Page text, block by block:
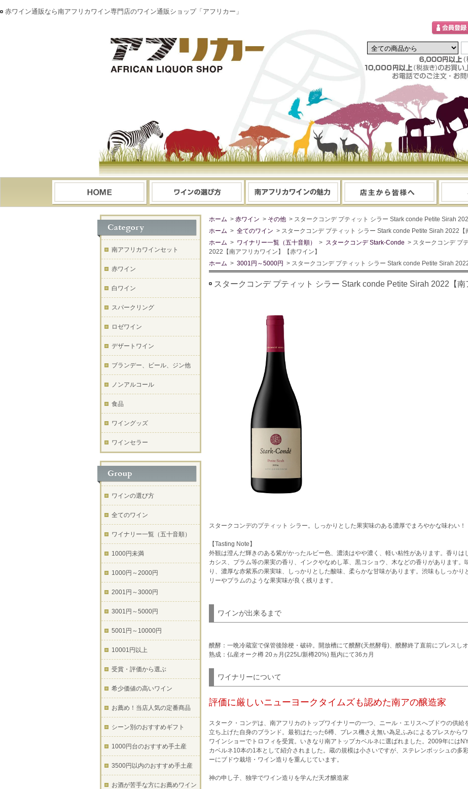
赤ワイン通販なら南アフリカワイン専門店のワイン通販ショップ「アフリカー」
ホーム > 赤ワイン > その他 > スタークコンデ プティット シラー Stark conde Petite Sirah
ホーム > 全てのワイン > スタークコンデ プティット シラー Stark conde Petite Sirah 2022【
ホーム > ワイナリー一覧（五十音順） > スタークコンデ Stark-Conde > スタークコンデ プ
2022【南アフリカワイン】【赤ワイン】
ホーム > 3001円～5000円 > スタークコンデ プティット シラー Stark conde Petite Sirah
スタークコンデ プティット シラー Stark conde Petite Sirah 2022【南
スタークコンデのプティット シラー。しっかりとした果実味のある濃厚でまろやかな味わい！
【Tasting Note】
外観は澄んだ輝きのある紫がかったルビー色、濃淡はやや濃く、軽い粘性があります。香りは
カシス、プラム等の果実の香り、インクやなめし革、黒コショウ、木などの香りがあります。
り、濃厚な赤紫系の果実味、しっかりとした酸味、柔らかな甘味があります。渋味もしっか
リーやプラムのような果実味が良く残ります。
ワインが出来るまで
醗酵：一晩冷蔵室で保管後除梗・破砕。開放槽にて醗酵(天然酵母)、醗酵終了直前にプレスし
熟成：仏産オーク樽 20ヵ月(225L/新樽20%) 瓶内にて36カ月
ワイナリーについて
評価に厳しいニューヨークタイムズも認めた南アの醸造家
スターク・コンデは、南アフリカのトップワイナリーの一つ、ニール・エリスへブドウの供
立ち上げた自身のブランド。最初はたった6樽、プレス機さえ無い為足ふみによるプレスから
ワインショーでトロフィを受賞。いきなり南アトップカベルネに選ばれました。2009年には
カベルネ10本の1本として紹介されました。蔵の規模は小さいですが、ステレンボッシュの多
ーにブドウ栽培・ワイン造りを重んじています。
神の申し子、独学でワイン造りを学んだ天才醸造家
南アフリカワインセット
赤ワイン
白ワイン
スパークリング
ロゼワイン
デザートワイン
ブランデー、ビール、ジン他
ノンアルコール
食品
ワイングッズ
ワインセラー
ワインの選び方
全てのワイン
ワイナリー一覧（五十音順）
1000円未満
1000円～2000円
2001円～3000円
3001円～5000円
5001円～10000円
10001円以上
受賞・評価から選ぶ
希少価値の高いワイン
お薦め！当店人気の定番商品
シーン別のおすすめギフト
1000円台のおすすめ手土産
3500円以内のおすすめ手土産
お酒が苦手な方にお薦めワイン